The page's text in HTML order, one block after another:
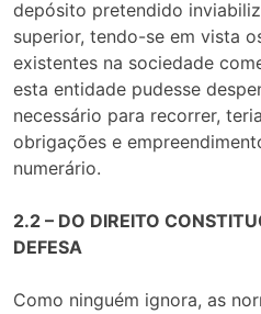
depósito pretendido
superior, tendo-se em vista
existentes na sociedade
esta entidade pudesse
necessário para recorrer,
obrigações e
numerário.
2.2 – DO DIREITO
DEFESA
Como ninguém ignora, as